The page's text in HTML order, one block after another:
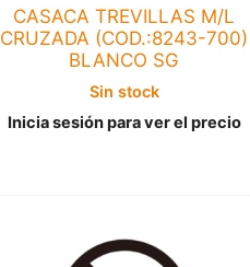
CASACA TREVILLAS M/L
CRUZADA (COD.:8243-700)
BLANCO SG
Sin stock
Inicia sesión para ver el precio